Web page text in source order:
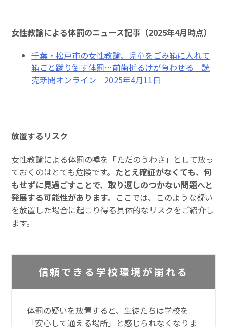
女性教諭による体罰のニュース記事（2025年4月時点）
千葉・松戸市の女性教諭、児童をごみ箱に入れて
箱ごと蹴り倒す体罰…前歯折るけが負わせる｜読
売新聞オンライン 2025年4月11日
放置するリスク
女性教諭による体罰の噂を「ただのうわさ」として放っ
ておくのはとても危険です。 たとえ確証がなくても、何
もせずに見過ごすことで、取り返しのつかない問題へと
発展する可能性があります。 ここでは、このような疑い
を放置した場合に起こり得る具体的なリスクをご紹介し
ます。
信頼できる学校環境が崩れる
体罰の疑いを放置すると、生徒たちは学校を
「安心して通える場所」と感じられなくなりま